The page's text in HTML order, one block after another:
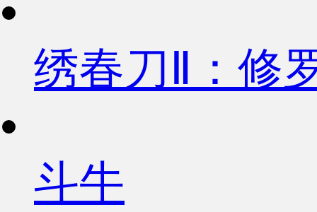
绣春刀Ⅱ：修
斗牛